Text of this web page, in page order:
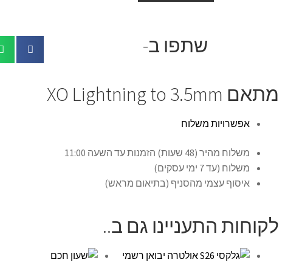
שתפו ב-
מתאם XO Lightning to 3.5mm
אפשרויות משלוח
משלוח מהיר (48 שעות) הזמנות עד השעה 11:00
משלוח (עד 7 ימי עסקים)
איסוף עצמי מהסניף (בתיאום מראש)
לקוחות התעניינו גם ב..